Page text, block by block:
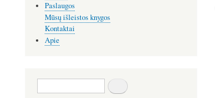
Paslaugos
Mūsų išleistos knygos
Kontaktai
Apie
Paieška